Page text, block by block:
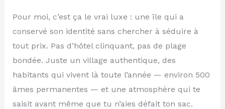
Pour moi, c’est ça le vrai luxe : une île qui a
conservé son identité sans chercher à séduire à
tout prix. Pas d’hôtel clinquant, pas de plage
bondée. Juste un village authentique, des
habitants qui vivent là toute l’année — environ 500
âmes permanentes — et une atmosphère qui te
saisit avant même que tu n’aies défait ton sac.